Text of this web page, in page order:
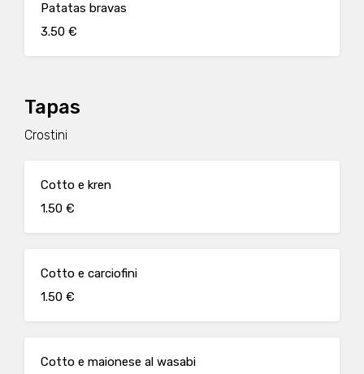
Patatas bravas
3.50 €
Tapas
Crostini
Cotto e kren
1.50 €
Cotto e carciofini
1.50 €
Cotto e maionese al wasabi